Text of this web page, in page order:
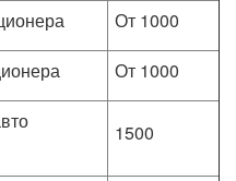
От 1000
От 1000
1500